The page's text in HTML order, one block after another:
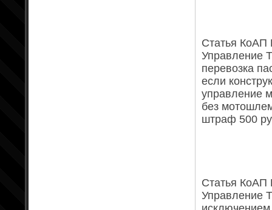
Статья КоАП
Управление
перевозка
если
управление
без
штраф 500
Статья КоАП
Управление